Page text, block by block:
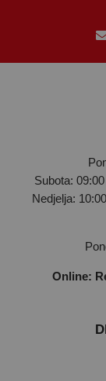
Subota:
Nedjelja:
Online: